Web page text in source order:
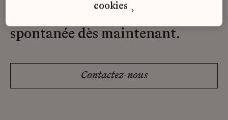
spontanée dès maintenant.
Contactez-nous
cookies